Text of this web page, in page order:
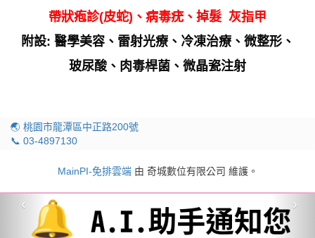
帶狀疱診(皮蛇)、病毒疣、掉髮 灰指甲
附設: 醫學美容、雷射光療、冷凍治療、微整形、
玻尿酸、肉毒桿菌、微晶瓷注射
🌏 桃園市龍潭區中正路200號
📞 03-4897130
‹ ›
MainPI-免排雲端由 奇城數位有限公司 維護。